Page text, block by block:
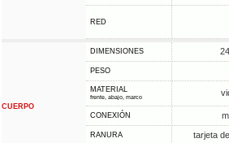
RED
CUERPO
DIMENSIONES
PESO
MATERIAL
frente, abajo, marco
CONEXIÓN
RANURA tarjeta